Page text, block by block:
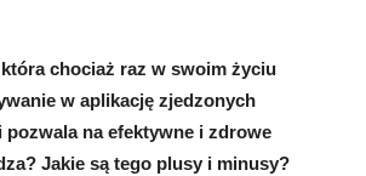
chociaż raz w swoim życiu
w aplikację zjedzonych
pozwala na efektywne i zdrowe
Jakie są tego plusy i minusy?